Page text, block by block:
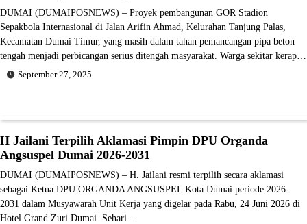
DUMAI (DUMAIPOSNEWS) – Proyek pembangunan GOR Stadion
Sepakbola Internasional di Jalan Arifin Ahmad, Kelurahan Tanjung Palas,
Kecamatan Dumai Timur, yang masih dalam tahan pemancangan pipa beton
tengah menjadi perbicangan serius ditengah masyarakat. Warga sekitar kerap…
September 27, 2025
H Jailani Terpilih Aklamasi Pimpin DPU Organda
Angsuspel Dumai 2026-2031
DUMAI (DUMAIPOSNEWS) – H. Jailani resmi terpilih secara aklamasi
sebagai Ketua DPU ORGANDA ANGSUSPEL Kota Dumai periode 2026-
2031 dalam Musyawarah Unit Kerja yang digelar pada Rabu, 24 Juni 2026 di
Hotel Grand Zuri Dumai. Sehari…